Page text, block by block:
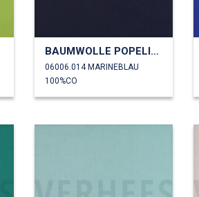
BAUMWOLLE POPELINE
06006.014 MARINEBLAU
100%CO